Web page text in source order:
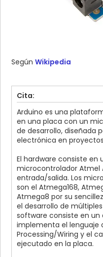
Según Wikipedia
Cita:
Arduino es una
en una placa con un
de desarrollo, diseñada
electrónica en
El hardware consiste en
microcontrolador Atmel
entrada/salida. Los
son el Atmega168,
Atmega8 por su
el desarrollo de
software consiste en un
implementa el lenguaje
Processing/Wiring y el
ejecutado en la placa.